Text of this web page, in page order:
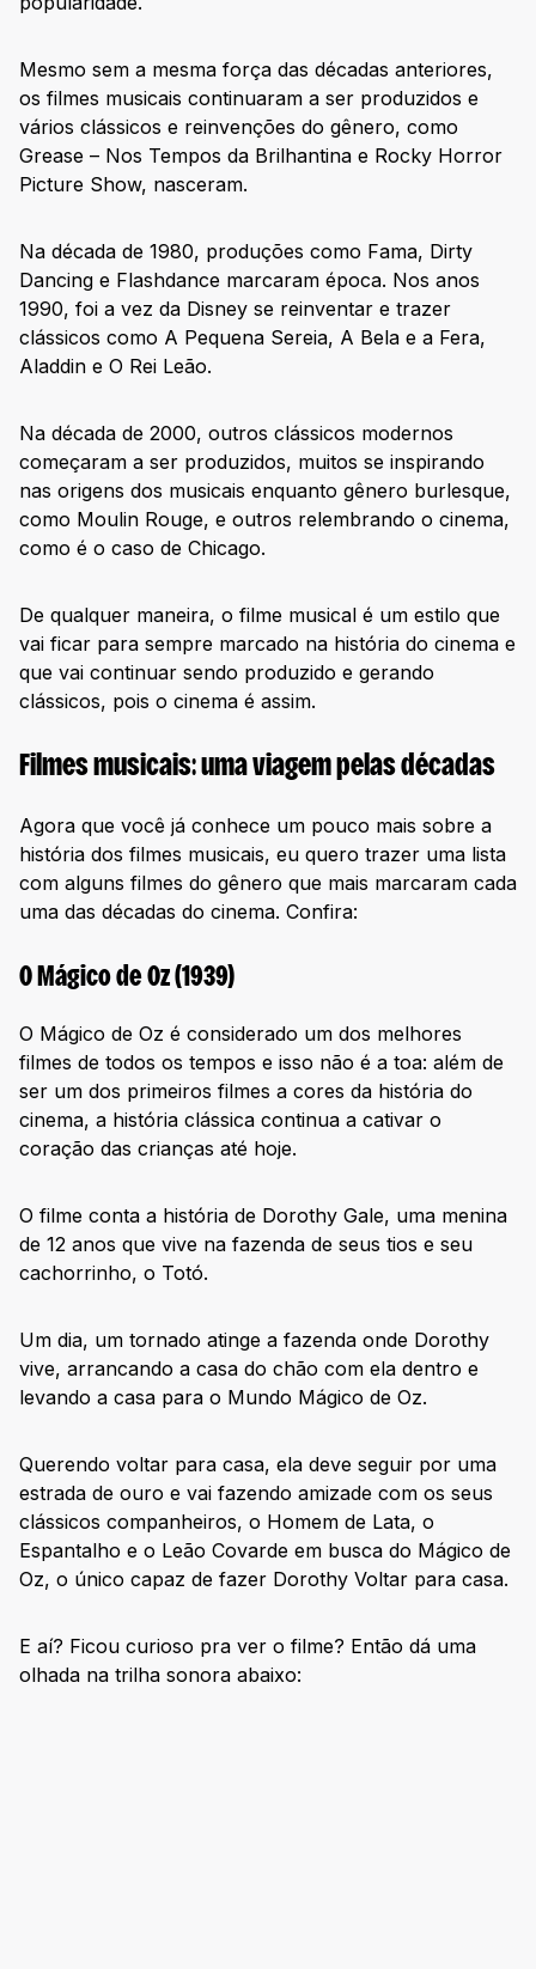
Mesmo sem a mesma força das décadas anteriores,
os filmes musicais continuaram a ser produzidos e
vários clássicos e reinvenções do gênero, como
Grease – Nos Tempos da Brilhantina e Rocky Horror
Picture Show, nasceram.
Na década de 1980, produções como Fama, Dirty
Dancing e Flashdance marcaram época. Nos anos
1990, foi a vez da Disney se reinventar e trazer
clássicos como A Pequena Sereia, A Bela e a Fera,
Aladdin e O Rei Leão.
Na década de 2000, outros clássicos modernos
começaram a ser produzidos, muitos se inspirando
nas origens dos musicais enquanto gênero burlesque,
como Moulin Rouge, e outros relembrando o cinema,
como é o caso de Chicago.
De qualquer maneira, o filme musical é um estilo que
vai ficar para sempre marcado na história do cinema e
que vai continuar sendo produzido e gerando
clássicos, pois o cinema é assim.
Filmes musicais: uma viagem pelas décadas
Agora que você já conhece um pouco mais sobre a
história dos filmes musicais, eu quero trazer uma lista
com alguns filmes do gênero que mais marcaram cada
uma das décadas do cinema. Confira:
O Mágico de Oz (1939)
O Mágico de Oz é considerado um dos melhores
filmes de todos os tempos e isso não é a toa: além de
ser um dos primeiros filmes a cores da história do
cinema, a história clássica continua a cativar o
coração das crianças até hoje.
O filme conta a história de Dorothy Gale, uma menina
de 12 anos que vive na fazenda de seus tios e seu
cachorrinho, o Totó.
Um dia, um tornado atinge a fazenda onde Dorothy
vive, arrancando a casa do chão com ela dentro e
levando a casa para o Mundo Mágico de Oz.
Querendo voltar para casa, ela deve seguir por uma
estrada de ouro e vai fazendo amizade com os seus
clássicos companheiros, o Homem de Lata, o
Espantalho e o Leão Covarde em busca do Mágico de
Oz, o único capaz de fazer Dorothy Voltar para casa.
E aí? Ficou curioso pra ver o filme? Então dá uma
olhada na trilha sonora abaixo: